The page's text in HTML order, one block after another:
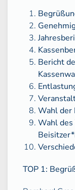
Bericht
Wahl der
Wahl des
TOP 1: